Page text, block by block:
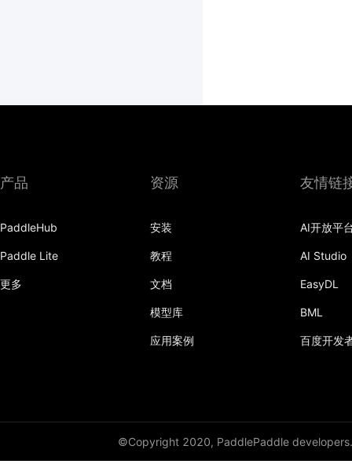
产品
PaddleHub
Paddle Lite
更多
资源
安装
教程
文档
模型库
应用案例
友情链
AI开放平
AI Studio
EasyDL
BML
百度开发
©Copyright 2020, PaddlePaddle developers.